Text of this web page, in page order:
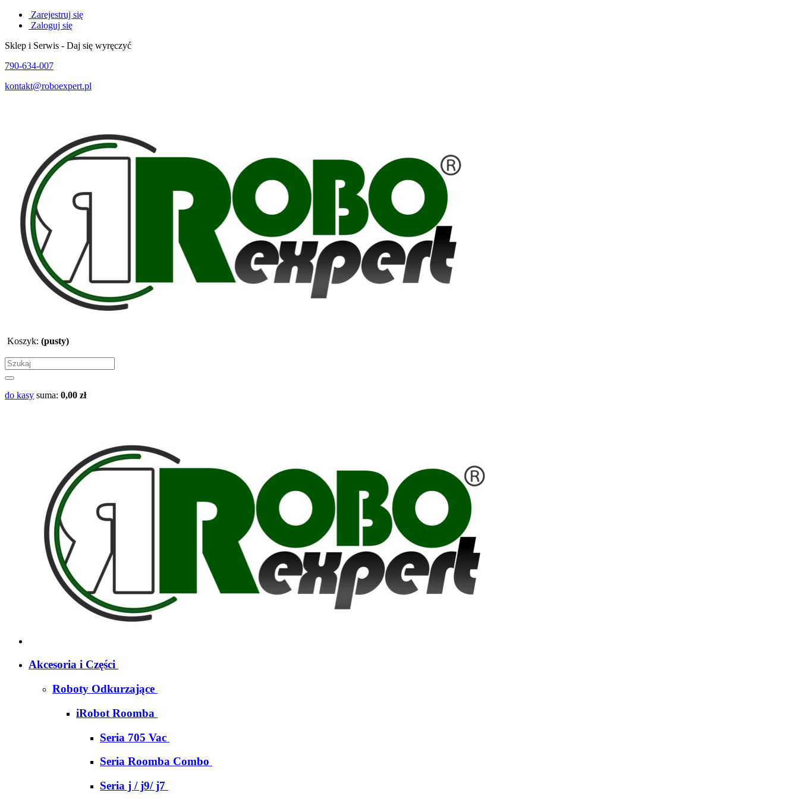
Zarejestruj się
Zaloguj się
Sklep i Serwis - Daj się wyręczyć
790-634-007
kontakt@roboexpert.pl
Koszyk: (pusty)
do kasy suma: 0,00 zł
Akcesoria i Części
Roboty Odkurzające
iRobot Roomba
Seria 705 Vac
Seria Roomba Combo
Seria j / j9/ j7